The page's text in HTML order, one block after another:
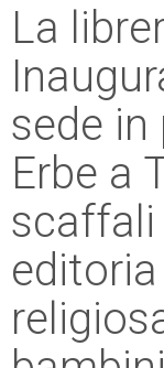
La
sede in
Erbe a
scaffali